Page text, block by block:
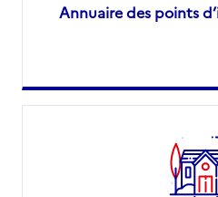
Annuaire des points